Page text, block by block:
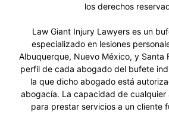
los derechos
Law Giant Injury Lawyers es un
especializado en lesiones
Albuquerque, Nuevo México, y Santa
perfil de cada abogado del bufete
la que dicho abogado está
abogacía. La capacidad de
para prestar servicios a un cliente